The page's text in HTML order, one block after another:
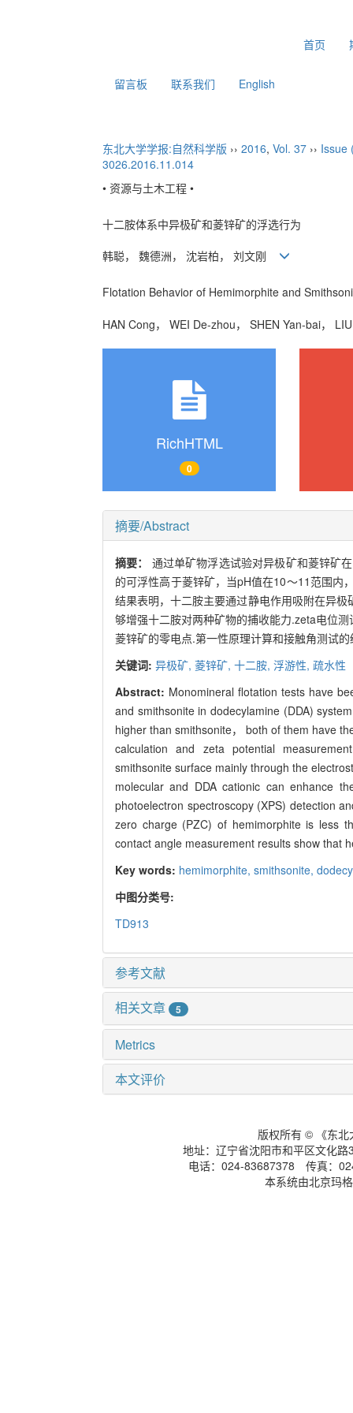
首页
留言板 联系我们 English
东北大学学报:自然科学版 ›› 2016, Vol. 37 ›› Issue
3026.2016.11.014
• 资源与土木工程 •
十二胺体系中异极矿和菱锌矿的浮选行为
韩聪， 魏德洲， 沈岩柏， 刘文刚
Flotation Behavior of Hemimorphite and
HAN Cong， WEI De-zhou， SHEN Yan-bai，
RichHTML
0
摘要/Abstract
摘要： 通过单矿物浮选试验对异极矿和菱锌矿
的可浮性高于菱锌矿，当pH值在10～11范围内
结果表明，十二胺主要通过静电作用吸附在异
够增强十二胺对两种矿物的捕收能力.zeta电位
菱锌矿的零电点.第一性原理计算和接触角测试
关键词: 异极矿, 菱锌矿, 十二胺, 浮游性, 疏水性
Abstract: Monomineral flotation tests have
and smithsonite in dodecylamine (DDA)
higher than smithsonite， both of them have
calculation and zeta potential
smithsonite surface mainly through the
molecular and DDA cationic can enhance
photoelectron spectroscopy (XPS) detection
zero charge (PZC) of hemimorphite is less
contact angle measurement results show that
Key words: hemimorphite, smithsonite,
中图分类号:
TD913
参考文献
相关文章
5
Metrics
本文评价
版权所有 © 《东北
地址：辽宁省沈阳市和平区文化
电话：024-83687378 传真：
本系统由北京玛